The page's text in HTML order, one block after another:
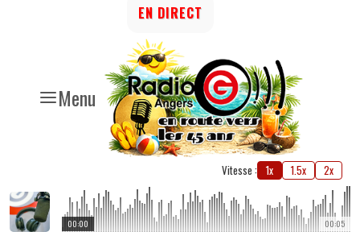
Menu
EN DIRECT
Vitesse : 1x 1.5x 2x
00:05
00:00